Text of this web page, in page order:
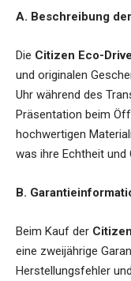
A. Beschreibung
Die Citizen Eco-
und originalen
Uhr während des
Präsentation beim
hochwertigen
was ihre Echtheit
B.
Beim Kauf der
eine zweijährige
Herstellungsfehler